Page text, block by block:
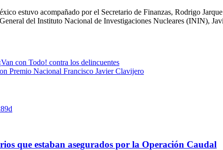
estuvo acompañado por el Secretario de Finanzas, Rodrigo
del Instituto Nacional de Investigaciones Nucleares (ININ),
con Todo! contra los delincuentes
Premio Nacional Francisco Javier Clavijero
que estaban asegurados por la Operación Caudal